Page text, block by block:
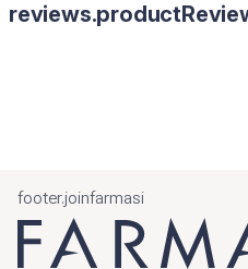
footer.joinfarmasi